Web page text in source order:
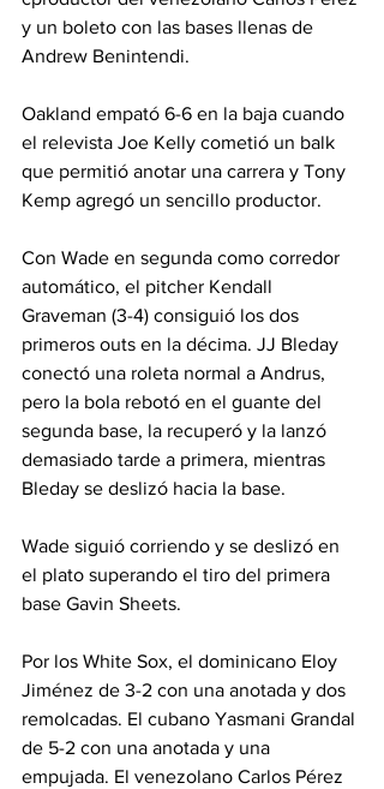
y un boleto con las bases llenas de
Andrew Benintendi.
Oakland empató 6-6 en la baja cuando
el relevista Joe Kelly cometió un balk
que permitió anotar una carrera y Tony
Kemp agregó un sencillo productor.
Con Wade en segunda como corredor
automático, el pitcher Kendall
Graveman (3-4) consiguió los dos
primeros outs en la décima. JJ Bleday
conectó una roleta normal a Andrus,
pero la bola rebotó en el guante del
segunda base, la recuperó y la lanzó
demasiado tarde a primera, mientras
Bleday se deslizó hacia la base.
Wade siguió corriendo y se deslizó en
el plato superando el tiro del primera
base Gavin Sheets.
Por los White Sox, el dominicano Eloy
Jiménez de 3-2 con una anotada y dos
remolcadas. El cubano Yasmani Grandal
de 5-2 con una anotada y una
empujada. El venezolano Carlos Pérez